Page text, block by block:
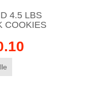
4.5 LBS
COOKIES